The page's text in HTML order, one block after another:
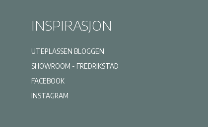
INSPIRASJON
UTEPLASSEN BLOGGEN
SHOWROOM - FREDRIKSTAD
FACEBOOK
INSTAGRAM